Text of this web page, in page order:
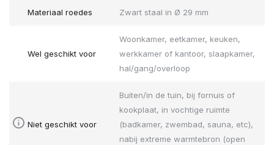
Materiaal roedes Zwart staal in Ø 29 mm
Wel geschikt voor
Woonkamer, eetkamer, keuken,
werkkamer of kantoor, slaapkamer,
hal/gang/overloop
Niet geschikt voor
Buiten/in de tuin, bij fornuis of
kookplaat, in vochtige ruimte
(badkamer, zwembad, sauna, etc),
nabij extreme warmtebron (open